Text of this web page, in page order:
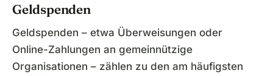
Geldspenden
Geldspenden – etwa Überweisungen oder
Online-Zahlungen an gemeinnützige
Organisationen – zählen zu den am häufigsten